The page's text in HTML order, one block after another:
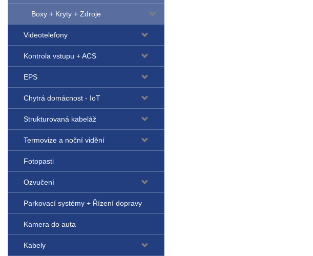
Boxy + Kryty + Zdroje
Videotelefony
Kontrola vstupu + ACS
EPS
Chytrá domácnost - IoT
Strukturovaná kabeláž
Termovize a noční vidění
Fotopasti
Ozvučení
Parkovací systémy + Řízení dopravy
Kamera do auta
Kabely